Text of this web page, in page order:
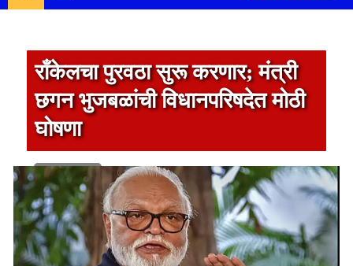
Menu
राँकेलचा पुरवठा सुरू करणार; मंत्री
छगन भुजबळांची विधानपरिषदेत मोठी
घोषणा
1 min read